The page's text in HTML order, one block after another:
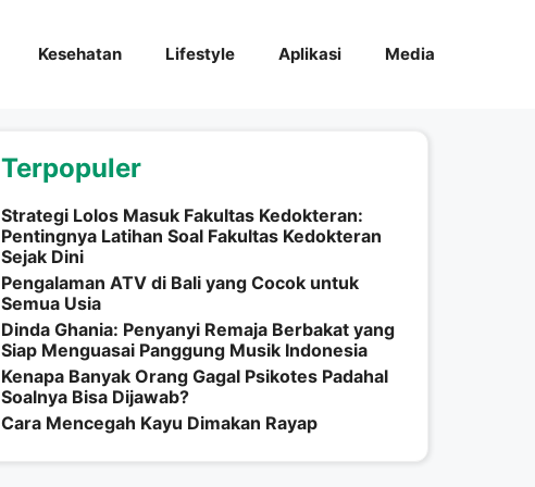
Kesehatan Lifestyle Aplikasi Media
Terpopuler
Strategi Lolos Masuk Fakultas Kedokteran:
Pentingnya Latihan Soal Fakultas Kedokteran
Sejak Dini
Pengalaman ATV di Bali yang Cocok untuk
Semua Usia
Dinda Ghania: Penyanyi Remaja Berbakat yang
Siap Menguasai Panggung Musik Indonesia
Kenapa Banyak Orang Gagal Psikotes Padahal
Soalnya Bisa Dijawab?
Cara Mencegah Kayu Dimakan Rayap